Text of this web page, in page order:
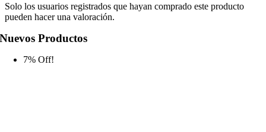
Solo los usuarios registrados que hayan comprado este producto
pueden hacer una valoración.
Nuevos Productos
7% Off!